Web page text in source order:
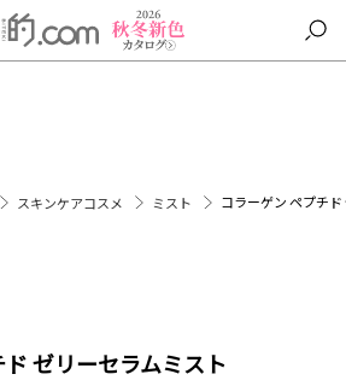
スキンケアコスメ ミスト コラーゲン ペプチ
ゼリーセラムミスト